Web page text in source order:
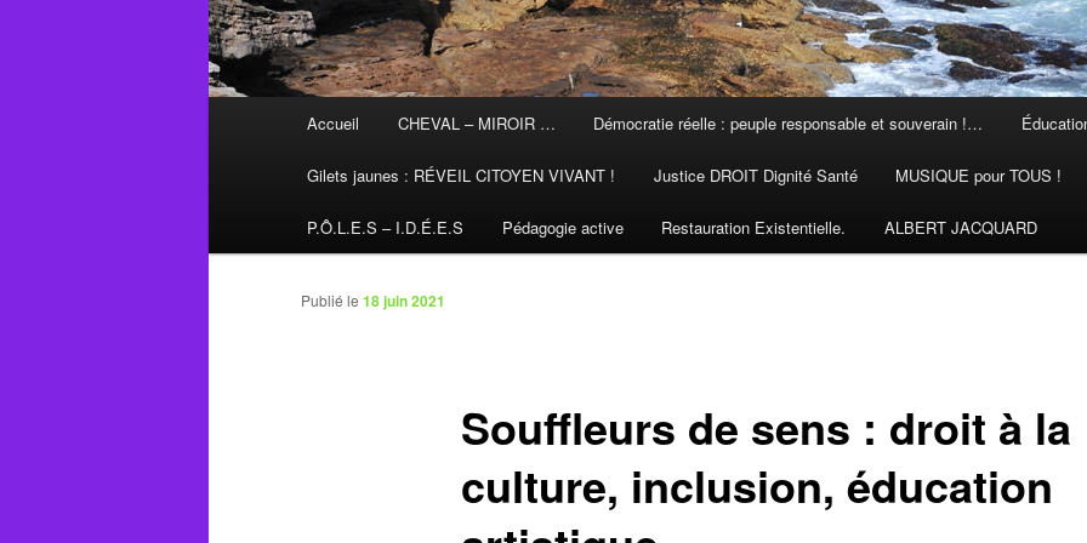
Accueil CHEVAL – MIROIR … Démocratie réelle : peuple responsable et souverain !…
Gilets jaunes : RÉVEIL CITOYEN VIVANT ! Justice DROIT Dignité Santé MUSIQUE pour TOUS !
P.Ô.L.E.S – I.D.É.E.S Pédagogie active Restauration Existentielle. ALBERT JACQUARD
Souffleurs de sens : droit à la
culture, inclusion, éducation
Publié le 18 juin 2021